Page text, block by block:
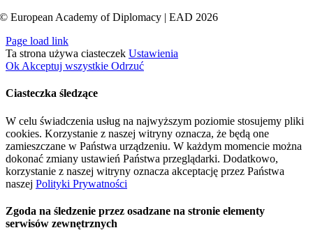
© European Academy of Diplomacy | EAD 2026
Page load link
Ta strona używa ciasteczek Ustawienia
Ok Akceptuj wszystkie Odrzuć
Ciasteczka śledzące
W celu świadczenia usług na najwyższym poziomie stosujemy pliki
cookies. Korzystanie z naszej witryny oznacza, że będą one
zamieszczane w Państwa urządzeniu. W każdym momencie można
dokonać zmiany ustawień Państwa przeglądarki. Dodatkowo,
korzystanie z naszej witryny oznacza akceptację przez Państwa
naszej Polityki Prywatności
Zgoda na śledzenie przez osadzane na stronie elementy
serwisów zewnętrznych